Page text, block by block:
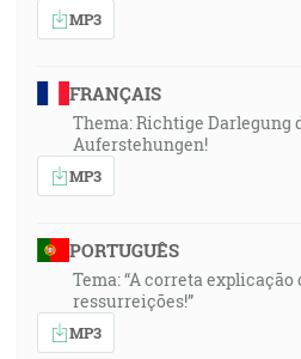
MP3
FRANÇAIS
Thema: Richtige Darlegung
Auferstehungen!
MP3
PORTUGUÊS
Tema: “A correta
ressurreições!”
MP3